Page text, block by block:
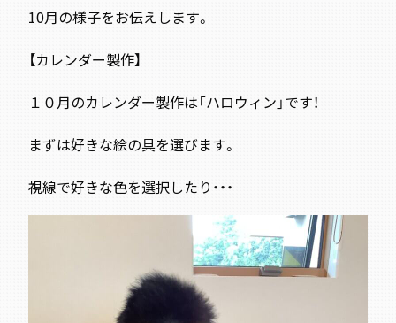
10月の様子をお伝えします。
【カレンダー製作】
１０月のカレンダー製作は「ハロウィン 」です！
まずは好きな絵の具を選びます。
視線で好きな色を選択したり・・・